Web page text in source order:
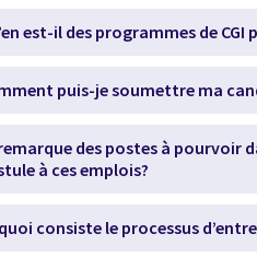
est-il des programmes de
puis-je soumettre ma
des postes à pourvoir
à ces emplois?
consiste le processus